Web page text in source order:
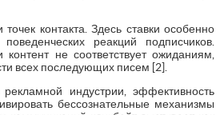
контакта. Здесь ставки особенно
реакций подписчиков.
не соответствует ожиданиям,
всех последующих писем [2].
индустрии, эффективность
бессознательные механизмы